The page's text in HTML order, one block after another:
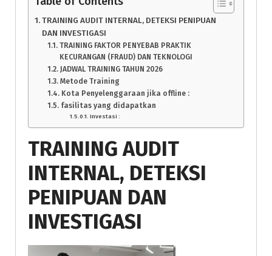
TRAINING AUDIT INTERNAL, DETEKSI PENIPUAN
DAN INVESTIGASI
TRAINING FAKTOR PENYEBAB PRAKTIK
KECURANGAN (FRAUD) DAN TEKNOLOGI
JADWAL TRAINING TAHUN 2026
Metode Training
Kota Penyelenggaraan jika offline :
fasilitas yang didapatkan
Investasi :
TRAINING AUDIT
INTERNAL, DETEKSI
PENIPUAN DAN
INVESTIGASI